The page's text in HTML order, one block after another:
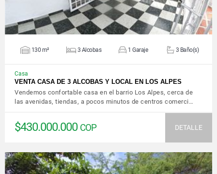
130 m² 3 Alcobas 1 Garaje 3 Baño(s)
Casa
VENTA CASA DE 3 ALCOBAS Y LOCAL EN LOS ALPES
Vendemos confortable casa en el barrio Los Alpes, cerca de
las avenidas, tiendas, a pocos minutos de centros comerci…
$430.000.000 COP DETALLE